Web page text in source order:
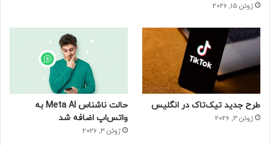
ژوئن 15, 2026
طرح جدید تیک‌تاک در انگلیس
ژوئن 3, 2026
حالت ناشناس Meta AI به
واتس‌اپ اضافه شد
ژوئن 3, 2026